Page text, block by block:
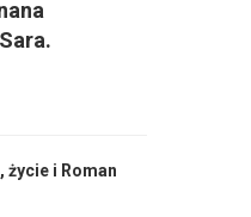
życie i Roman